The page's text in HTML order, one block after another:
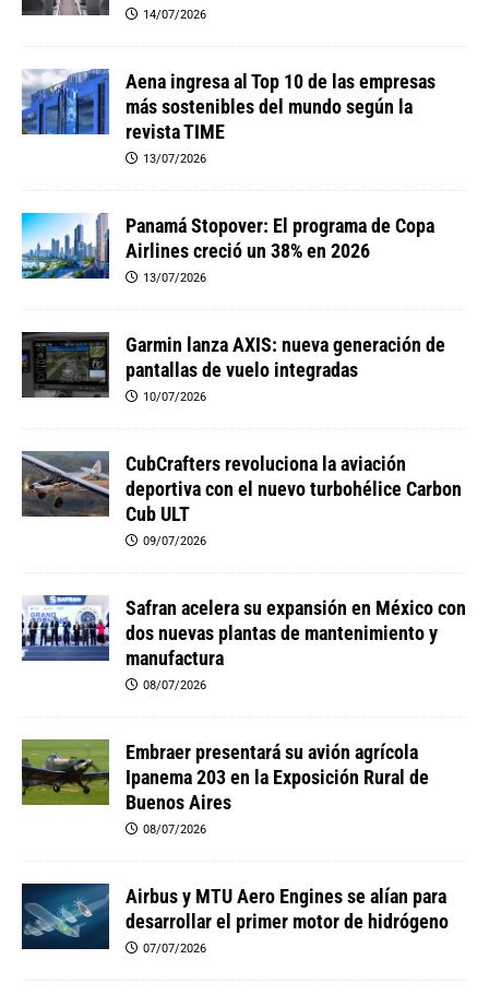
14/07/2026
Aena ingresa al Top 10 de las empresas
más sostenibles del mundo según la
revista TIME
13/07/2026
Panamá Stopover: El programa de Copa
Airlines creció un 38% en 2026
13/07/2026
Garmin lanza AXIS: nueva generación de
pantallas de vuelo integradas
10/07/2026
CubCrafters revoluciona la aviación
deportiva con el nuevo turbohélice Carbon
Cub ULT
09/07/2026
Safran acelera su expansión en México con
dos nuevas plantas de mantenimiento y
manufactura
08/07/2026
Embraer presentará su avión agrícola
Ipanema 203 en la Exposición Rural de
Buenos Aires
08/07/2026
Airbus y MTU Aero Engines se alían para
desarrollar el primer motor de hidrógeno
07/07/2026